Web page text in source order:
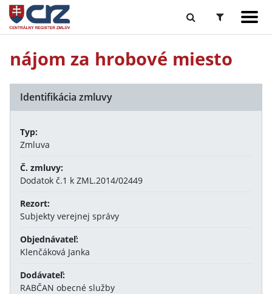
nájom za hrobové miesto
Identifikácia zmluvy
Typ:
Zmluva
Č. zmluvy:
Dodatok č.1 k ZML.2014/02449
Rezort:
Subjekty verejnej správy
Objednávateľ:
Klenčáková Janka
Dodávateľ:
RABČAN obecné služby